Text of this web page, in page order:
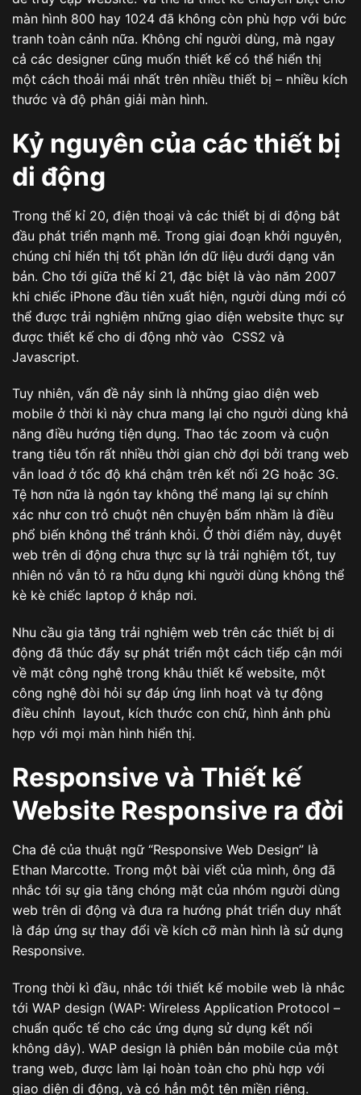
màn hình 800 hay 1024 đã không còn phù hợp với bức
tranh toàn cảnh nữa. Không chỉ người dùng, mà ngay
cả các designer cũng muốn thiết kế có thể hiển thị
một cách thoải mái nhất trên nhiều thiết bị – nhiều kích
thước và độ phân giải màn hình.
Kỷ nguyên của các thiết bị
di động
Trong thế kỉ 20, điện thoại và các thiết bị di động bắt
đầu phát triển mạnh mẽ. Trong giai đoạn khởi nguyên,
chúng chỉ hiển thị tốt phần lớn dữ liệu dưới dạng văn
bản. Cho tới giữa thế kỉ 21, đặc biệt là vào năm 2007
khi chiếc iPhone đầu tiên xuất hiện, người dùng mới có
thể được trải nghiệm những giao diện website thực sự
được thiết kế cho di động nhờ vào CSS2 và
Javascript.
Tuy nhiên, vấn đề nảy sinh là những giao diện web
mobile ở thời kì này chưa mang lại cho người dùng khả
năng điều hướng tiện dụng. Thao tác zoom và cuộn
trang tiêu tốn rất nhiều thời gian chờ đợi bởi trang web
vẫn load ở tốc độ khá chậm trên kết nối 2G hoặc 3G.
Tệ hơn nữa là ngón tay không thể mang lại sự chính
xác như con trỏ chuột nên chuyện bấm nhầm là điều
phổ biến không thể tránh khỏi. Ở thời điểm này, duyệt
web trên di động chưa thực sự là trải nghiệm tốt, tuy
nhiên nó vẫn tỏ ra hữu dụng khi người dùng không thể
kè kè chiếc laptop ở khắp nơi.
Nhu cầu gia tăng trải nghiệm web trên các thiết bị di
động đã thúc đẩy sự phát triển một cách tiếp cận mới
về mặt công nghệ trong khâu thiết kế website, một
công nghệ đòi hỏi sự đáp ứng linh hoạt và tự động
điều chỉnh layout, kích thước con chữ, hình ảnh phù
hợp với mọi màn hình hiển thị.
Responsive và Thiết kế
Website Responsive ra đời
Cha đẻ của thuật ngữ “Responsive Web Design” là
Ethan Marcotte. Trong một bài viết của mình, ông đã
nhắc tới sự gia tăng chóng mặt của nhóm người dùng
web trên di động và đưa ra hướng phát triển duy nhất
là đáp ứng sự thay đổi về kích cỡ màn hình là sử dụng
Responsive.
Trong thời kì đầu, nhắc tới thiết kế mobile web là nhắc
tới WAP design (WAP: Wireless Application Protocol –
chuẩn quốc tế cho các ứng dụng sử dụng kết nối
không dây). WAP design là phiên bản mobile của một
trang web, được làm lại hoàn toàn cho phù hợp với
giao diện di động, và có hẳn một tên miền riêng.